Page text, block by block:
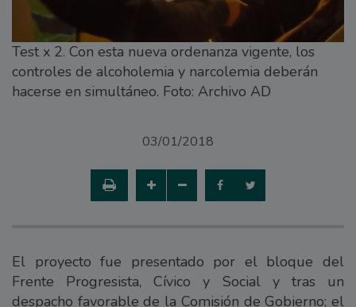
Test x 2. Con esta nueva ordenanza vigente, los
controles de alcoholemia y narcolemia deberán
hacerse en simultáneo. Foto: Archivo AD
03/01/2018
El proyecto fue presentado por el bloque del
Frente Progresista, Cívico y Social y tras un
despacho favorable de la Comisión de Gobierno; el